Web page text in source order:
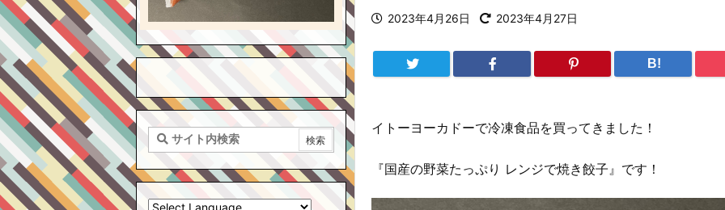
2023年4月26日 2023年4月27日
B!
イトーヨーカドーで冷凍食品を買ってきました！
『国産の野菜たっぷり レンジで焼き餃子』です！